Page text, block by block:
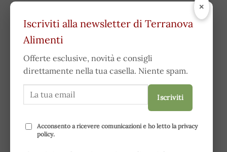
×
Iscriviti alla newsletter di Terranova
Alimenti
Offerte esclusive, novità e consigli
direttamente nella tua casella. Niente spam.
Iscriviti
Acconsento a ricevere comunicazioni e ho letto laprivacy
policy.